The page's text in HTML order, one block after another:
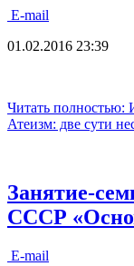
E-mail
01.02.2016 23:39
Читать
Атеизм: две сути
Занятие-
СССР
E-mail